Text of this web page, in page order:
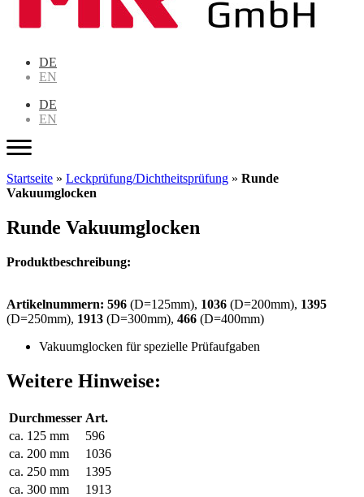
DE
EN
DE
EN
Startseite » Leckprüfung/Dichtheitsprüfung » Runde
Vakuumglocken
Runde Vakuumglocken
Produktbeschreibung:
Artikelnummern: 596 (D=125mm), 1036 (D=200mm), 1395
(D=250mm), 1913 (D=300mm), 466 (D=400mm)
Vakuumglocken für spezielle Prüfaufgaben
Weitere Hinweise:
Durchmesser Art.
ca. 125 mm
596
ca. 200 mm
1036
ca. 250 mm
1395
ca. 300 mm
1913